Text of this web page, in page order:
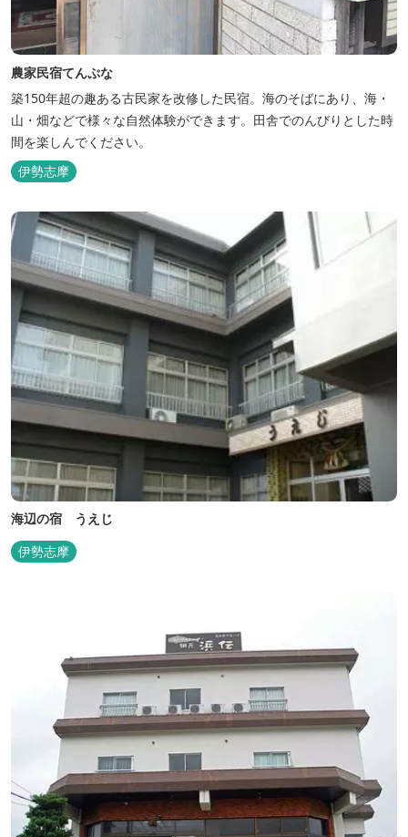
農家民宿てんぷな
築150年超の趣ある古民家を改修した民宿。海のそばにあり、海・
山・畑などで様々な自然体験ができます。田舎でのんびりとした時
間を楽しんでください。
伊勢志摩
海辺の宿 うえじ
伊勢志摩